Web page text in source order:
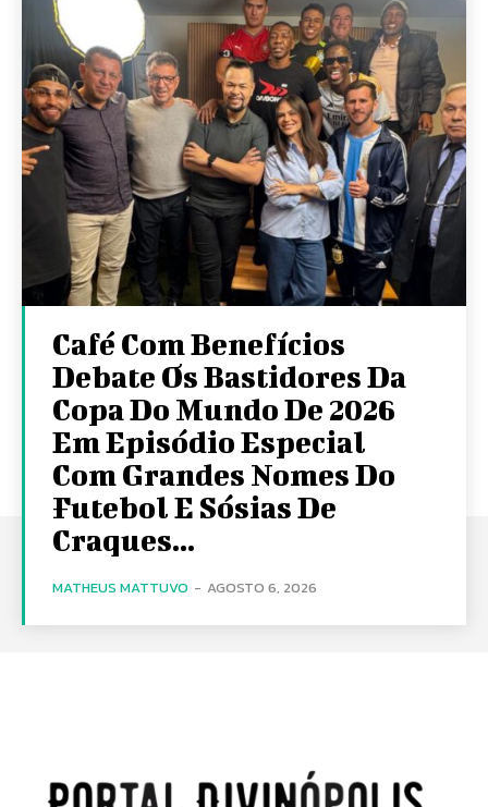
Café Com Benefícios
Debate Os Bastidores Da
Copa Do Mundo De 2026
Em Episódio Especial
Com Grandes Nomes Do
Futebol E Sósias De
Craques...
MATHEUS MATTUVO - AGOSTO 6, 2026